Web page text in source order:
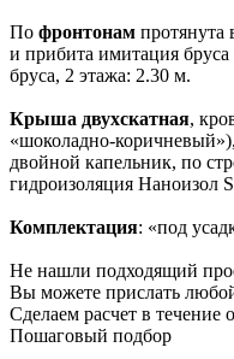
По фронтонам протянута
и прибита имитация
бруса, 2 этажа: 2.30 м.
Крыша двухскатная,
«шоколадно-
двойной капельник, по
гидроизоляция Наноизол
Комплектация: «под
Не нашли подходящий
Вы можете прислать
Сделаем расчет в течение
Пошаговый подбор